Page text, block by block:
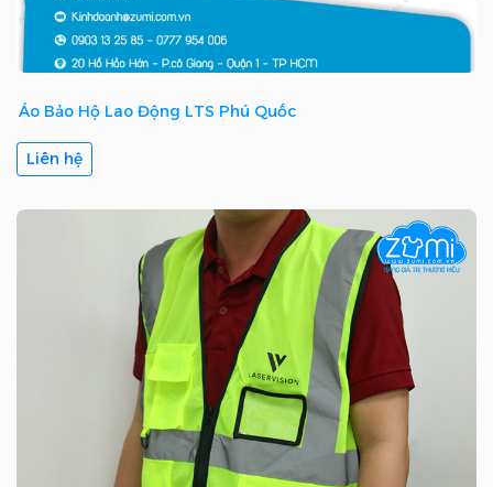
Áo Bảo Hộ Lao Động LTS Phú Quốc
Liên hệ